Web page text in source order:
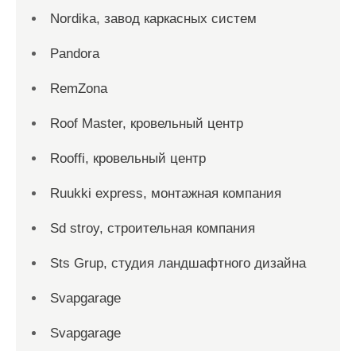
Nordika, завод каркасных систем
Pandora
RemZona
Roof Master, кровельный центр
Rooffi, кровельный центр
Ruukki express, монтажная компания
Sd stroy, строительная компания
Sts Grup, студия ландшафтного дизайна
Svapgarage
Svapgarage